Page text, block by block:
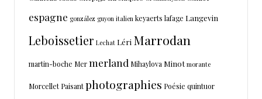
espagne gonzález guyon italien keyaerts lafage Langevin
Leboissetier Lechat Léri Marrodan
martin-boche Mermerland Mihaylova Minot morante
Morcellet Paisantphotographies Poésie quintuor